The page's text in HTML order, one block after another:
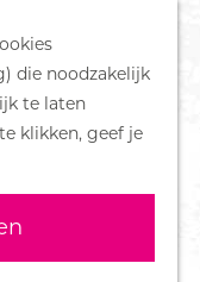
die noodzakelijk
te laten
klikken, geef je